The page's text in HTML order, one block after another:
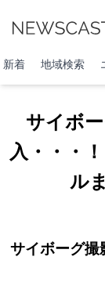
新着 地域検索
サイボ
入・・・
ル
サイボーグ撮